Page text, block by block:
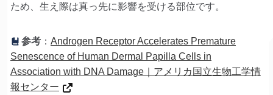
ため、生え際は真っ先に影響を受ける部位です。
参考 ： Androgen Receptor Accelerates Premature
Senescence of Human Dermal Papilla Cells in
Association with DNA Damage｜アメリカ国立生物工学情
報センター